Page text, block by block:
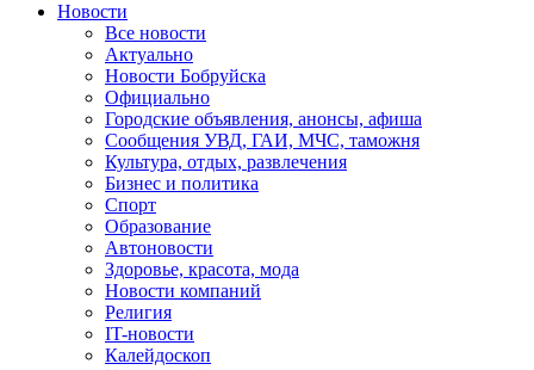
Новости
Все новости
Актуально
Новости Бобруйска
Официально
Городские объявления, анонсы, афиша
Сообщения УВД, ГАИ, МЧС, таможня
Культура, отдых, развлечения
Бизнес и политика
Спорт
Образование
Автоновости
Здоровье, красота, мода
Новости компаний
Религия
IT-новости
Калейдоскоп